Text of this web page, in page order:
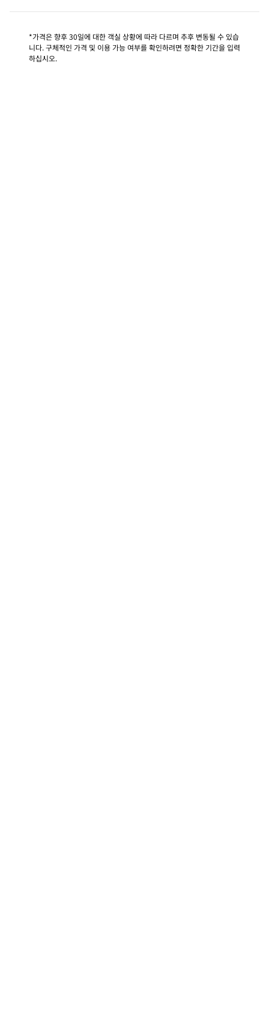
*가격은 향후 30일에 대한 객실 상황에 따라 다르며 추후 변동될 수 있습
니다. 구체적인 가격 및 이용 가능 여부를 확인하려면 정확한 기간을 입력
하십시오.